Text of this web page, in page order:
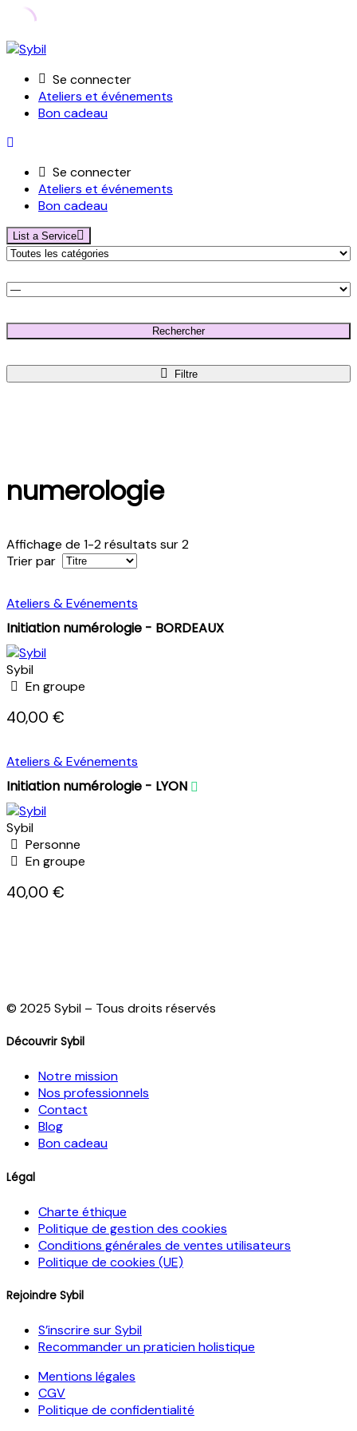
Skip
contentSe connecter
Ateliers et événements
Bon cadeau
Se connecter
Ateliers et événements
Bon cadeau
List a Service
Rechercher
Filtre
numerologie
Affichage de 1-2 résultats sur 2
Trier par
Ateliers & Evénements
Initiation numérologie - BORDEAUX
Sybil
En groupe
40,00 €
Ateliers & Evénements
Initiation numérologie - LYON
Sybil
Personne
En groupe
40,00 €
© 2025 Sybil – Tous droits réservés
Découvrir Sybil
Notre mission
Nos professionnels
Contact
Blog
Bon cadeau
Légal
Charte éthique
Politique de gestion des cookies
Conditions générales de ventes utilisateurs
Politique de cookies (UE)
Rejoindre Sybil
S’inscrire sur Sybil
Recommander un praticien holistique
Mentions légales
CGV
Politique de confidentialité